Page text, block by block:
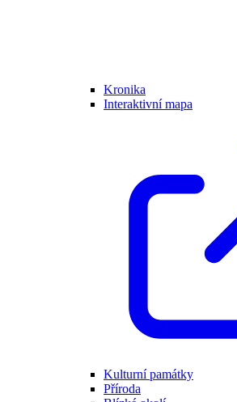
Kronika
Interaktivní mapa
Kulturní památky
Příroda